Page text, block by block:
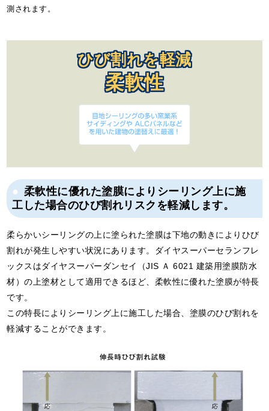
測されます。
ひび割れを軽減
柔軟性
柔軟性に優れた塗膜によりシーリング上に施
工した場合のひび割れリスクを軽減します。
柔らかいシーリングの上に塗られた塗膜は下地の動きによりひび
割れが発生しやすい状況にあります。ダイヤスーパーセランフレ
ックスはダイヤスーパーダンセイ（JIS Ａ 6021 建築用塗膜防水
材）の上塗材として適用できるほど、柔軟性に優れた塗膜が特長
です。
この特長によりシーリング上に施工した場合、塗膜のひび割れを
軽減することができます。